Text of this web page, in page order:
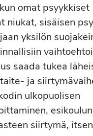
omat psyykkiset
niukat, sisäisen
yksilön
saada tukea
ja
ulkopuolisen
siirtymä,